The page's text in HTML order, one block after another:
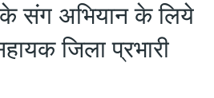
संग अभियान के लिये
जिला प्रभारी